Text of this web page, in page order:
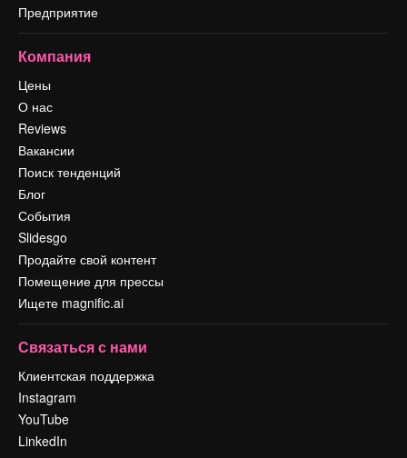
Предприятие
Компания
Цены
О нас
Reviews
Вакансии
Поиск тенденций
Блог
События
Slidesgo
Продайте свой контент
Помещение для прессы
Ищете magnific.ai
Связаться с нами
Клиентская поддержка
Instagram
YouTube
LinkedIn